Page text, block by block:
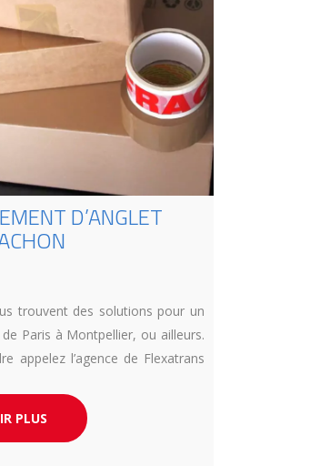
D’ANGLET
trouvent des solutions pour un
Paris à Montpellier, ou ailleurs.
appelez l’agence de Flexatrans
PLUS